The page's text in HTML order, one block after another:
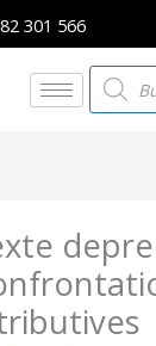
301 566
de